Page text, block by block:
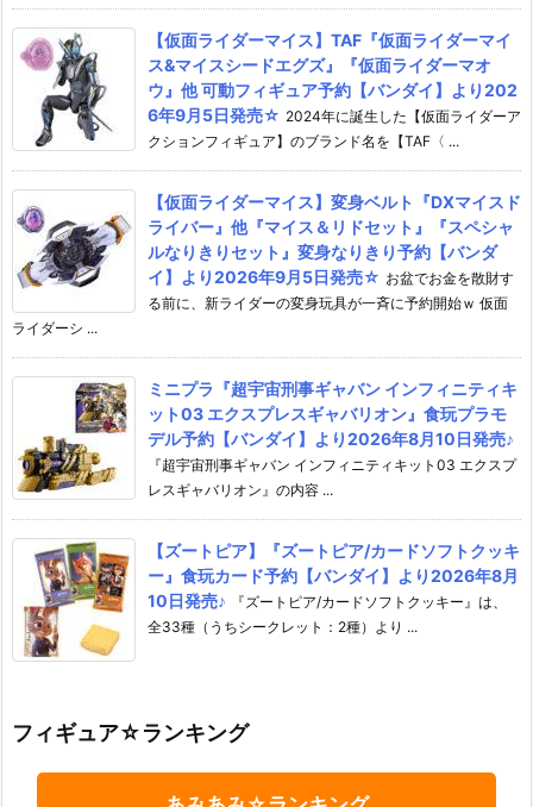
【仮面ライダーマイス】TAF『仮面ライダーマイ
ス&マイスシードエグズ』『仮面ライダーマオ
ウ』他 可動フィギュア予約【バンダイ】より202
6年9月5日発売☆ 2024年に誕生した【仮面ライダーア
クションフィギュア】のブランド名を【TAF〈 ...
【仮面ライダーマイス】変身ベルト『DXマイスド
ライバー』他『マイス＆リドセット』『スペシャ
ルなりきりセット』変身なりきり予約【バンダ
イ】より2026年9月5日発売☆ お盆でお金を散財す
る前に、新ライダーの変身玩具が一斉に予約開始ｗ 仮面
ライダーシ ...
ミニプラ『超宇宙刑事ギャバン インフィニティキ
ット03 エクスプレスギャバリオン』食玩プラモ
デル予約【バンダイ】より2026年8月10日発売♪
『超宇宙刑事ギャバン インフィニティキット03 エクスプ
レスギャバリオン』の内容 ...
【ズートピア】『ズートピア/カードソフトクッキ
ー』食玩カード予約【バンダイ】より2026年8月
10日発売♪
『ズートピア/カードソフトクッキー』は、
全33種（うちシークレット：2種）より ...
フィギュア☆ランキング